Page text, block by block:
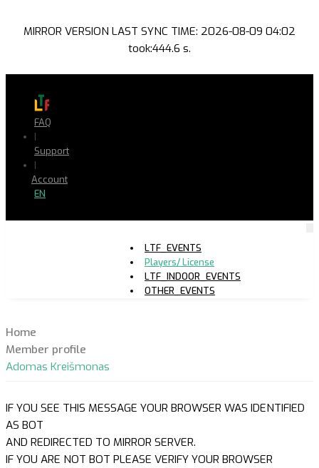
MIRROR VERSION LAST SYNC TIME: 2026-08-09 04:02
took:444.6 s.
FAQ
|
Support
|
Account
EN
LTF_EVENTS
Players/ License
LTF_INDOOR_EVENTS
OTHER_EVENTS
Home
Member profile
Adomas Kreišmonas
IF YOU SEE THIS MESSAGE YOUR BROWSER WAS IDENTIFIED
AS BOT
AND REDIRECTED TO MIRROR SERVER.
IF YOU ARE NOT BOT PLEASE VERIFY YOUR BROWSER